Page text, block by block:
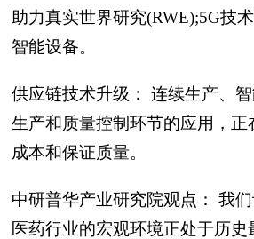
助力真实世界研究(RWE);5G技
智能设备。
供应链技术升级： 连续生产、
生产和质量控制环节的应用，正
成本和保证质量。
中研普华产业研究院观点： 我
医药行业的宏观环境正处于历史